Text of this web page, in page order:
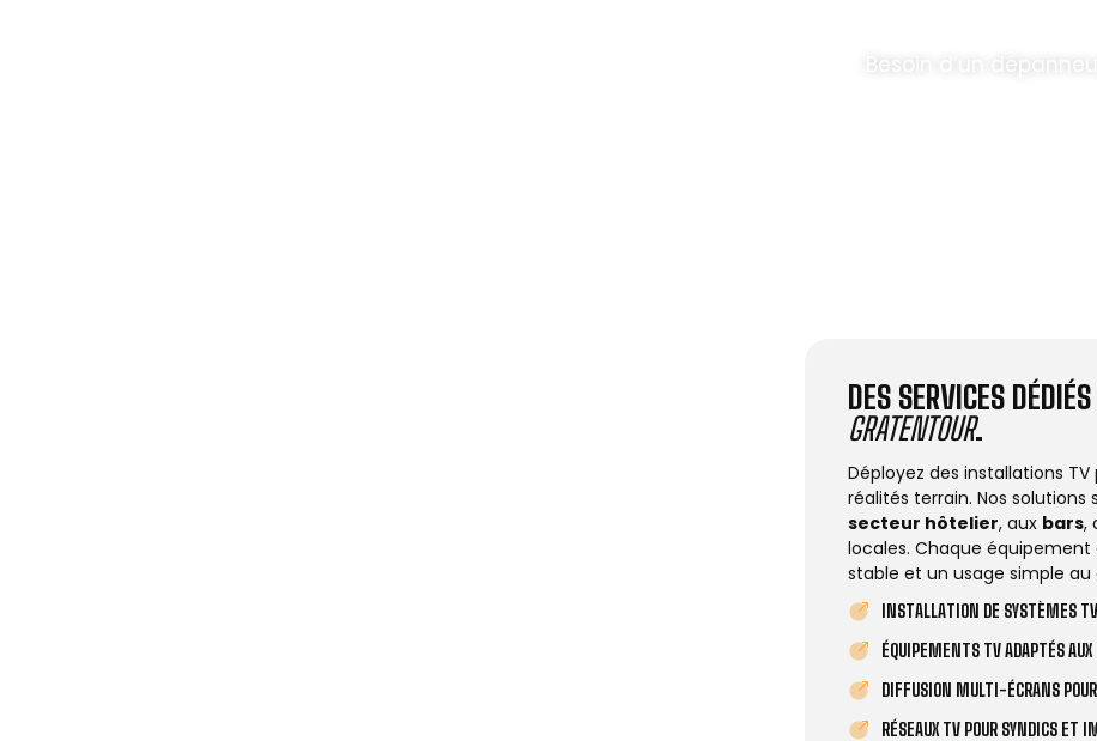
Besoin d’un
DES SERVICES
GRATENTOUR.
Déployez des installations
réalités terrain. Nos solutions
secteur hôtelier, aux bars,
locales. Chaque
stable et un usage simple au
INSTALLATION DE SYSTÈMES
ÉQUIPEMENTS TV ADAPTÉS
DIFFUSION MULTI-ÉCRANS
RÉSEAUX TV POUR SYNDICS ET